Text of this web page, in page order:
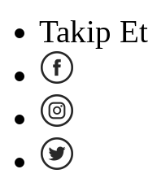
Takip Et